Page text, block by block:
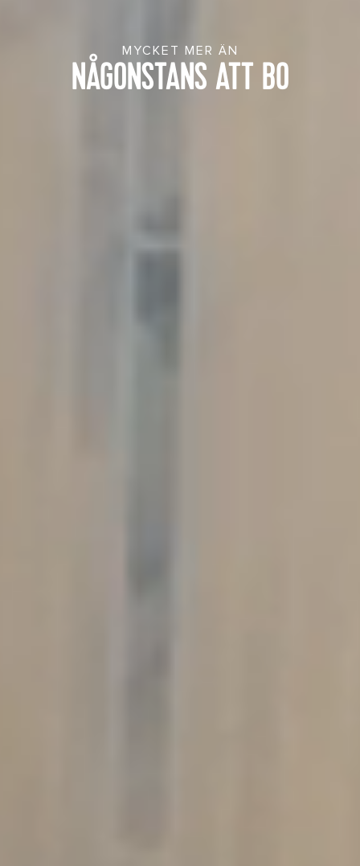
MYCKET MER ÄN
NÅGONSTANS ATT BO